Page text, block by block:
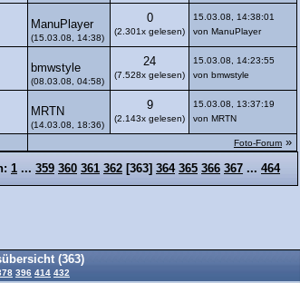
ManuPlayer
(15.03.08, 14:38)
0
(2.301x gelesen)
15.03.08, 14:38:01
von ManuPlayer
bmwstyle
(08.03.08, 04:58)
24
(7.528x gelesen)
15.03.08, 14:23:55
von bmwstyle
MRTN
(14.03.08, 18:36)
9
(2.143x gelesen)
15.03.08, 13:37:19
von MRTN
Foto-Forum»
1 ... 359 360 361 362 [363] 364 365 366 367 ... 464
(363)
396 414 432